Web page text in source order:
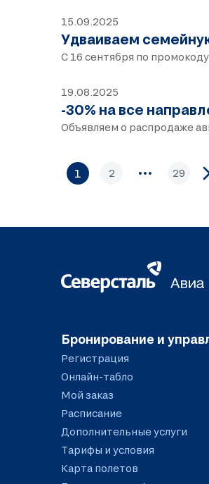
15.09.2025
Удваиваем
С 16 сентября по
19.08.2025
-30% на все
Объявляем о распродаже
1 2 29
Бронирование и
Регистрация
Онлайн-табло
Мой заказ
Расписание
Дополнительные услуги
Тарифы и условия
Карта полетов